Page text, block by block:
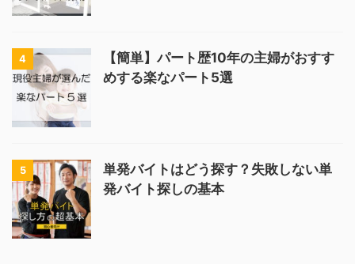
4
【簡単】パート歴10年の主婦がおすす
めする楽なパート5選
5
単発バイトはどう探す？失敗しない単
発バイト探しの基本